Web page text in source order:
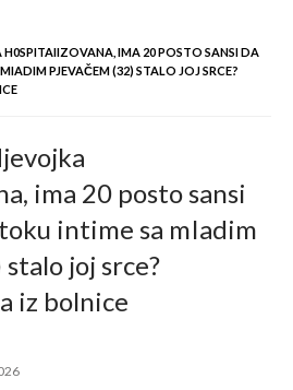
IMA 20 POSTO SANSI DA
PJEVAČEM (32) STALO JOJ SRCE?
ima 20 posto sansi
intime sa mIadim
joj srce?
iz bolnice